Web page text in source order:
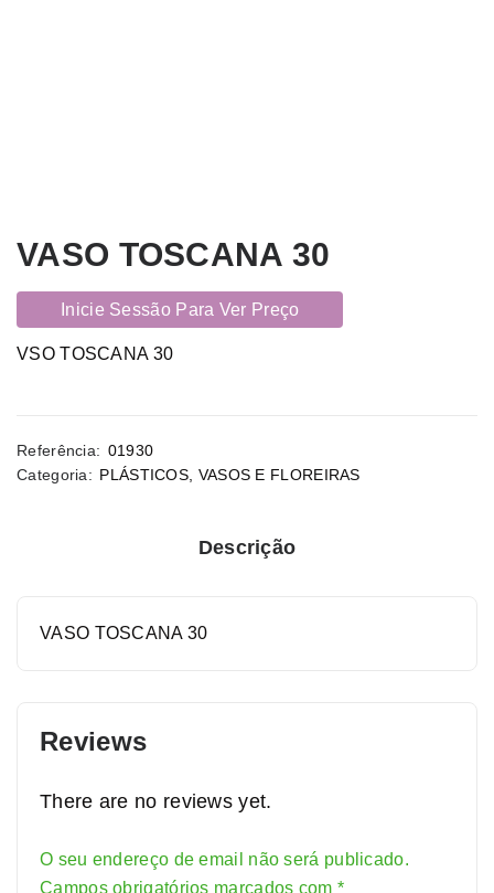
VASO TOSCANA 30
Inicie Sessão Para Ver Preço
VSO TOSCANA 30
Referência: 01930
Categoria: PLÁSTICOS VASOS E FLOREIRAS
Descrição
VASO TOSCANA 30
Reviews
There are no reviews yet.
O seu endereço de email não será publicado.
Campos obrigatórios marcados com *
Alternative: